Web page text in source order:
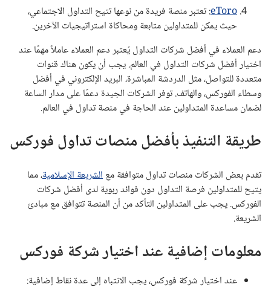
eToro: تعتبر منصة فريدة من نوعها تتيح التداول الاجتماعي،
حيث يمكن للمتداولين متابعة ومحاكاة استراتيجيات الآخرين.
دعم العملاء في أفضل شركات التداول يُعتبر دعم العملاء عاملاً مهمًا عند
اختيار أفضل شركات التداول في العالم. يجب أن يكون هناك قنوات
متعددة للتواصل، مثل الدردشة المباشرة، البريد الإلكتروني في أفضل
وسطاء الفوركس، والهاتف. توفر الشركات الجيدة دعمًا على مدار الساعة
لضمان مساعدة المتداولين عند الحاجة في منصة تداول في العالم.
طريقة التنفيذ بأفضل منصات تداول فوركس
تقدم بعض الشركات منصات تداول متوافقة معالشريعة الإسلامية، مما
يتيح للمتداولين فرصة التداول دون فوائد ربوية لدى أفضل شركات
الفوركس. يجب على المتداولين التأكد من أن المنصة تتوافق مع مبادئ
الشريعة.
معلومات إضافية عند اختيار شركة فوركس
عند اختيار شركة فوركس، يجب الانتباه إلى عدة نقاط إضافية: